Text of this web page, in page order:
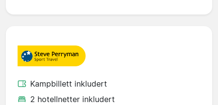
Kampbillett inkludert
2 hotellnetter inkludert